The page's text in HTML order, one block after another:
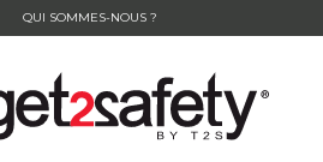
QUI SOMMES-NOUS ?